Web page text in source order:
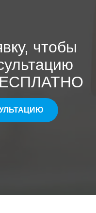
чтобы